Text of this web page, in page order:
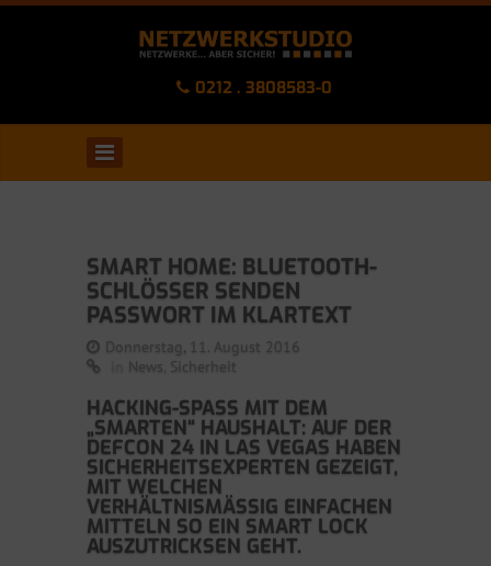
0212 . 3808583-0
SMART HOME: BLUETOOTH-
SCHLÖSSER SENDEN
PASSWORT IM KLARTEXT
Donnerstag, 11. August 2016
News Sicherheit
HACKING-SPASS MIT DEM „
SMARTEN“ HAUSHALT: AUF DER D
EFCON 24 IN LAS VEGAS HABEN S
ICHERHEITSEXPERTEN GEZEIGT, M
IT WELCHEN V
ERHÄLTNISMÄSSIG EINFACHEN MI
TTELN SO EIN SMART LOCK AU
SZUTRICKSEN GEHT.